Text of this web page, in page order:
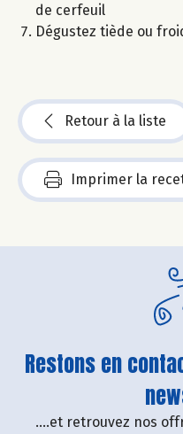
de cerfeuil
Dégustez tiède ou
Retour à la liste
Imprimer la
Restons en
....et retrouvez nos